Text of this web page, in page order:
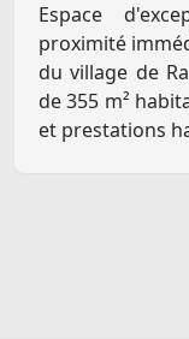
Espace
proximité
du village de
de 355 m²
et prestations